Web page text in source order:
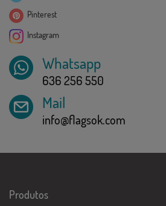
Pinterest
Instagram
Whatsapp
636 256 550
Mail
info@flagsok.com
Produtos